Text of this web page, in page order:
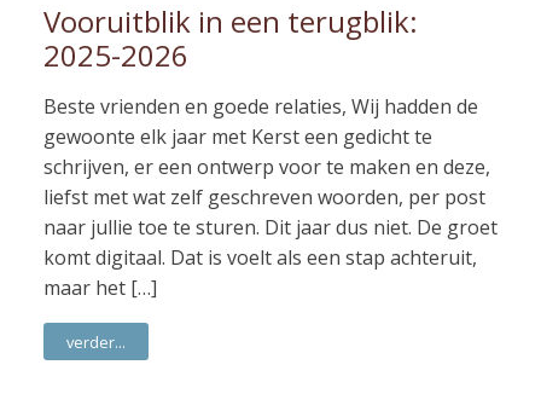
Vooruitblik in een terugblik:
2025-2026
Beste vrienden en goede relaties, Wij hadden de
gewoonte elk jaar met Kerst een gedicht te
schrijven, er een ontwerp voor te maken en deze,
liefst met wat zelf geschreven woorden, per post
naar jullie toe te sturen. Dit jaar dus niet. De groet
komt digitaal. Dat is voelt als een stap achteruit,
maar het […]
verder...